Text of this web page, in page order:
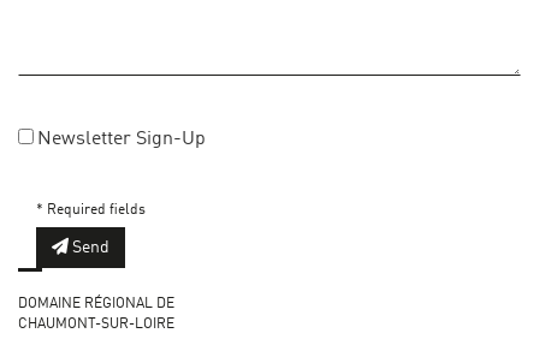
Newsletter Sign-Up
* Required fields
Send
DOMAINE RÉGIONAL DE
CHAUMONT-SUR-LOIRE